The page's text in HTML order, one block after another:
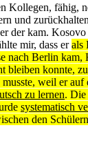
Kollegen, fähig,
und
der kam.
mir, dass erals
nach Berlin
bleiben konnte,
weil er auf
zu lernen. Die
systematisch
den Schülern